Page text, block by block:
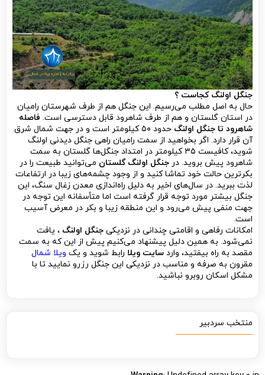
جنگل اولنگ کجاست ؟
حال به اصل مطلب می‌رسیم. این جنگل هم از طرف شهرستان رامیان
در استان گلستان و هم از طرف شاهرود قابل دسترسی است. فاصله
شاهرود تا جنگل اولنگ
حدود ۵۰ کیلومتر است و در جهت شمال شرق
آن قرار دارد. اگر بخواهید از سمت رامیان راهی جنگل دیدنی اولنگ
شوید، کافیست ۳۵ کیلومتر در امتداد جنگل‌ها گلستان به سمت
شاهرود پیش بروید. در جنگل اولنگ گلستان می‌توانید طبیعت را در
بکرترین حالت خود تماشا کنید و از وجود چشمه‌های زیبا در ارتفاعات
لذت ببرید. در سال‌های اخیر به دلیل راه‌اندازی معدن زغال سنگ، این
جنگل بیشتر مورد توجه قرار گرفته است اما متأسفانه این توجه در
جهت منفی پیش می‌رود و این منطقه زیبا و بکر در معرض آسیب
است.
امکانات رفاهی و اقامتی چندانی در نزدیکی جنگل اولنگ ، یافت
نمی‌شود. به همین دلیل پیشنهاد می‌کنیم پیش از این که به سمت
مقصد به راه بیفتید، وارد سایت ویلا رابط شوید و یک ویلا شمال
مقرون به صرفه و مناسب در نزدیکی این جنگل رزرو نمایید تا با
مشکل اسکان روبرو نباشید.
منتخب سردبیر